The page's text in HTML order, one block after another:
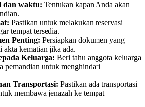
dan waktu: Tentukan kapan Anda akan
Pastikan untuk melakukan reservasi
tempat tersedia.
Penting: Persiapkan dokumen yang
akta kematian jika ada.
Keluarga: Beri tahu anggota keluarga
pemandian untuk menghindari
Transportasi: Pastikan ada transportasi
membawa jenazah ke tempat